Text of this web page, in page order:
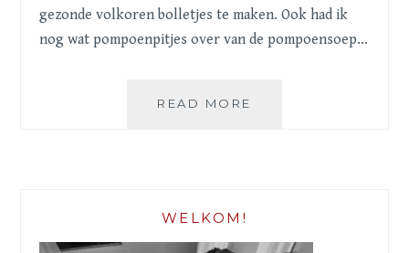
gezonde volkoren bolletjes te maken. Ook had ik
nog wat pompoenpitjes over van de pompoensoep…
READ MORE
WELKOM!